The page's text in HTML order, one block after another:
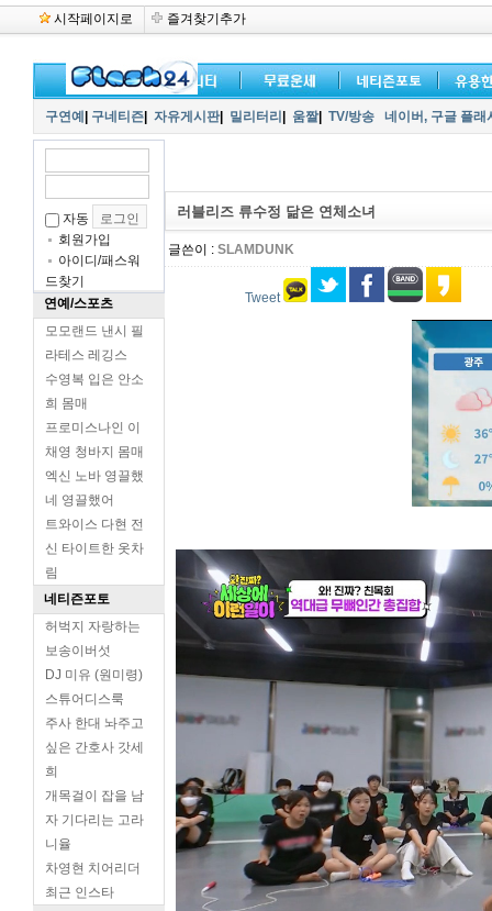
시작페이지로 즐겨찾기추가
구연예 구네티즌 자유게시판| 밀리터리 움짤| TV/방송 네이버, 구글 플
자동
회원가입
아이디/패스워
드찾기
연예/스포츠
모모랜드 낸시 필
라테스 레깅스
수영복 입은 안소
희 몸매
프로미스나인 이
채영 청바지 몸매
엑신 노바 영끌했
네 영끌했어
트와이스 다현 전
신 타이트한 옷차
림
네티즌포토
허벅지 자랑하는
보송이버섯
DJ 미유 (원미령)
스튜어디스룩
주사 한대 놔주고
싶은 간호사 갓세
희
개목걸이 잡을 남
자 기다리는 고라
니율
차영현 치어리더
최근 인스타
러블리즈 류수정 닮은 연체소녀
글쓴이 : SLAMDUNK
Tweet